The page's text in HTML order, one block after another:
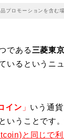
プロモーションを含む
である 三菱東
いるというニ
イン 」 いう通
いうことです。
と同じで